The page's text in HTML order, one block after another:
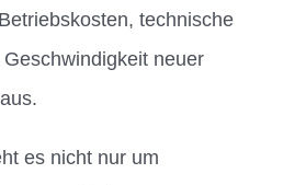
technische
neuer
es nicht nur um